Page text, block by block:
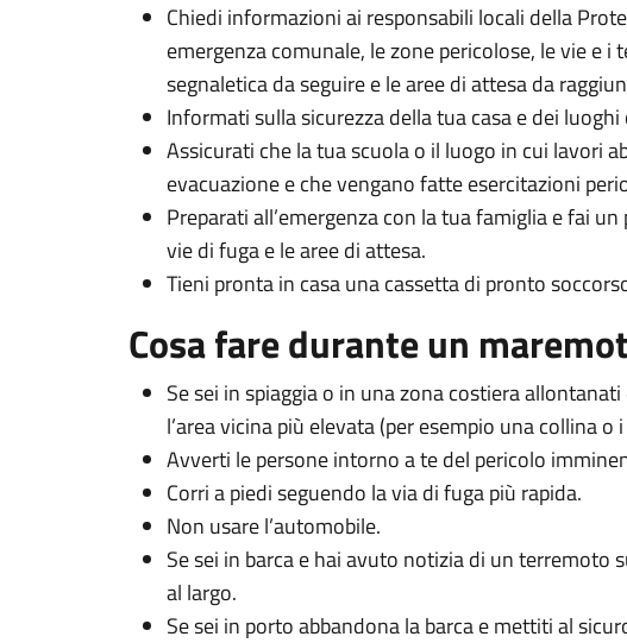
Chiedi informazioni ai responsabili locali della
emergenza comunale, le zone pericolose, le vie e i
segnaletica da seguire e le aree di attesa da
Informati sulla sicurezza della tua casa e dei
Assicurati che la tua scuola o il luogo in cui lavori
evacuazione e che vengano fatte esercitazioni
Preparati all’emergenza con la tua famiglia e fai
vie di fuga e le aree di attesa.
Tieni pronta in casa una cassetta di pronto
Cosa fare durante un
Se sei in spiaggia o in una zona costiera
l’area vicina più elevata (per esempio una collina
Avverti le persone intorno a te del pericolo
Corri a piedi seguendo la via di fuga più rapida.
Non usare l’automobile.
Se sei in barca e hai avuto notizia di un terremoto
al largo.
Se sei in porto abbandona la barca e mettiti al